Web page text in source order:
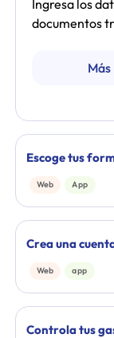
Ingresa los
documentos
Escoge tus
Web App
Crea una
Web app
Controla tus